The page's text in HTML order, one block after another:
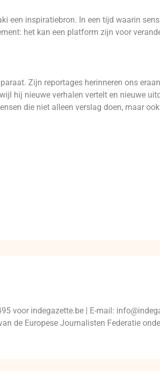
een inspiratiebron. In een tijd waarin
het kan een platform zijn voor
Zijn reportages herinneren ons
hij nieuwe verhalen vertelt en nieuwe
die niet alleen verslag doen, maar
voor indegazette.be | E-mail:
de Europese Journalisten Federatie